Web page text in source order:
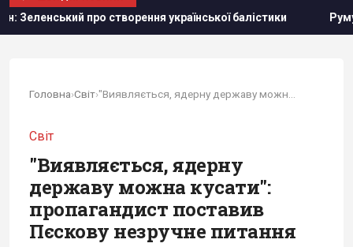
створення української балістики Румунія змінює
Головна›Світ›
Світ
"Виявляється, ядерну
державу можна кусати":
пропагандист поставив
Пєскову незручне питання